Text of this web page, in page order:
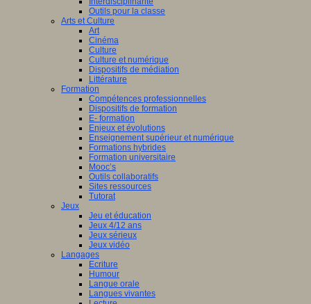
Outils pour la classe
Arts et Culture
Art
Cinéma
Culture
Culture et numérique
Dispositifs de médiation
Littérature
Formation
Compétences professionnelles
Dispositifs de formation
E- formation
Enjeux et évolutions
Enseignement supérieur et numérique
Formations hybrides
Formation universitaire
Mooc’s
Outils collaboratifs
Sites ressources
Tutorat
Jeux
Jeu et éducation
Jeux 4/12 ans
Jeux sérieux
Jeux vidéo
Langages
Ecriture
Humour
Langue orale
Langues vivantes